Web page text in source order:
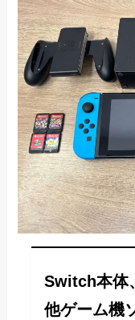
Switch本体
他ゲーム機